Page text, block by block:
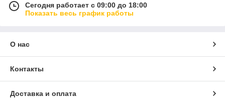
разноуровневых плоскостей в одной конструкции.
CD-профиль: несущий, несет на себе основную
весовую нагрузку конструкции.
UW- и CW-профили: аналоги предыдущих типов,
Сегодня работает с 09:00 до 18:00
Показать весь график работы
О нас
Контакты
Доставка и оплата